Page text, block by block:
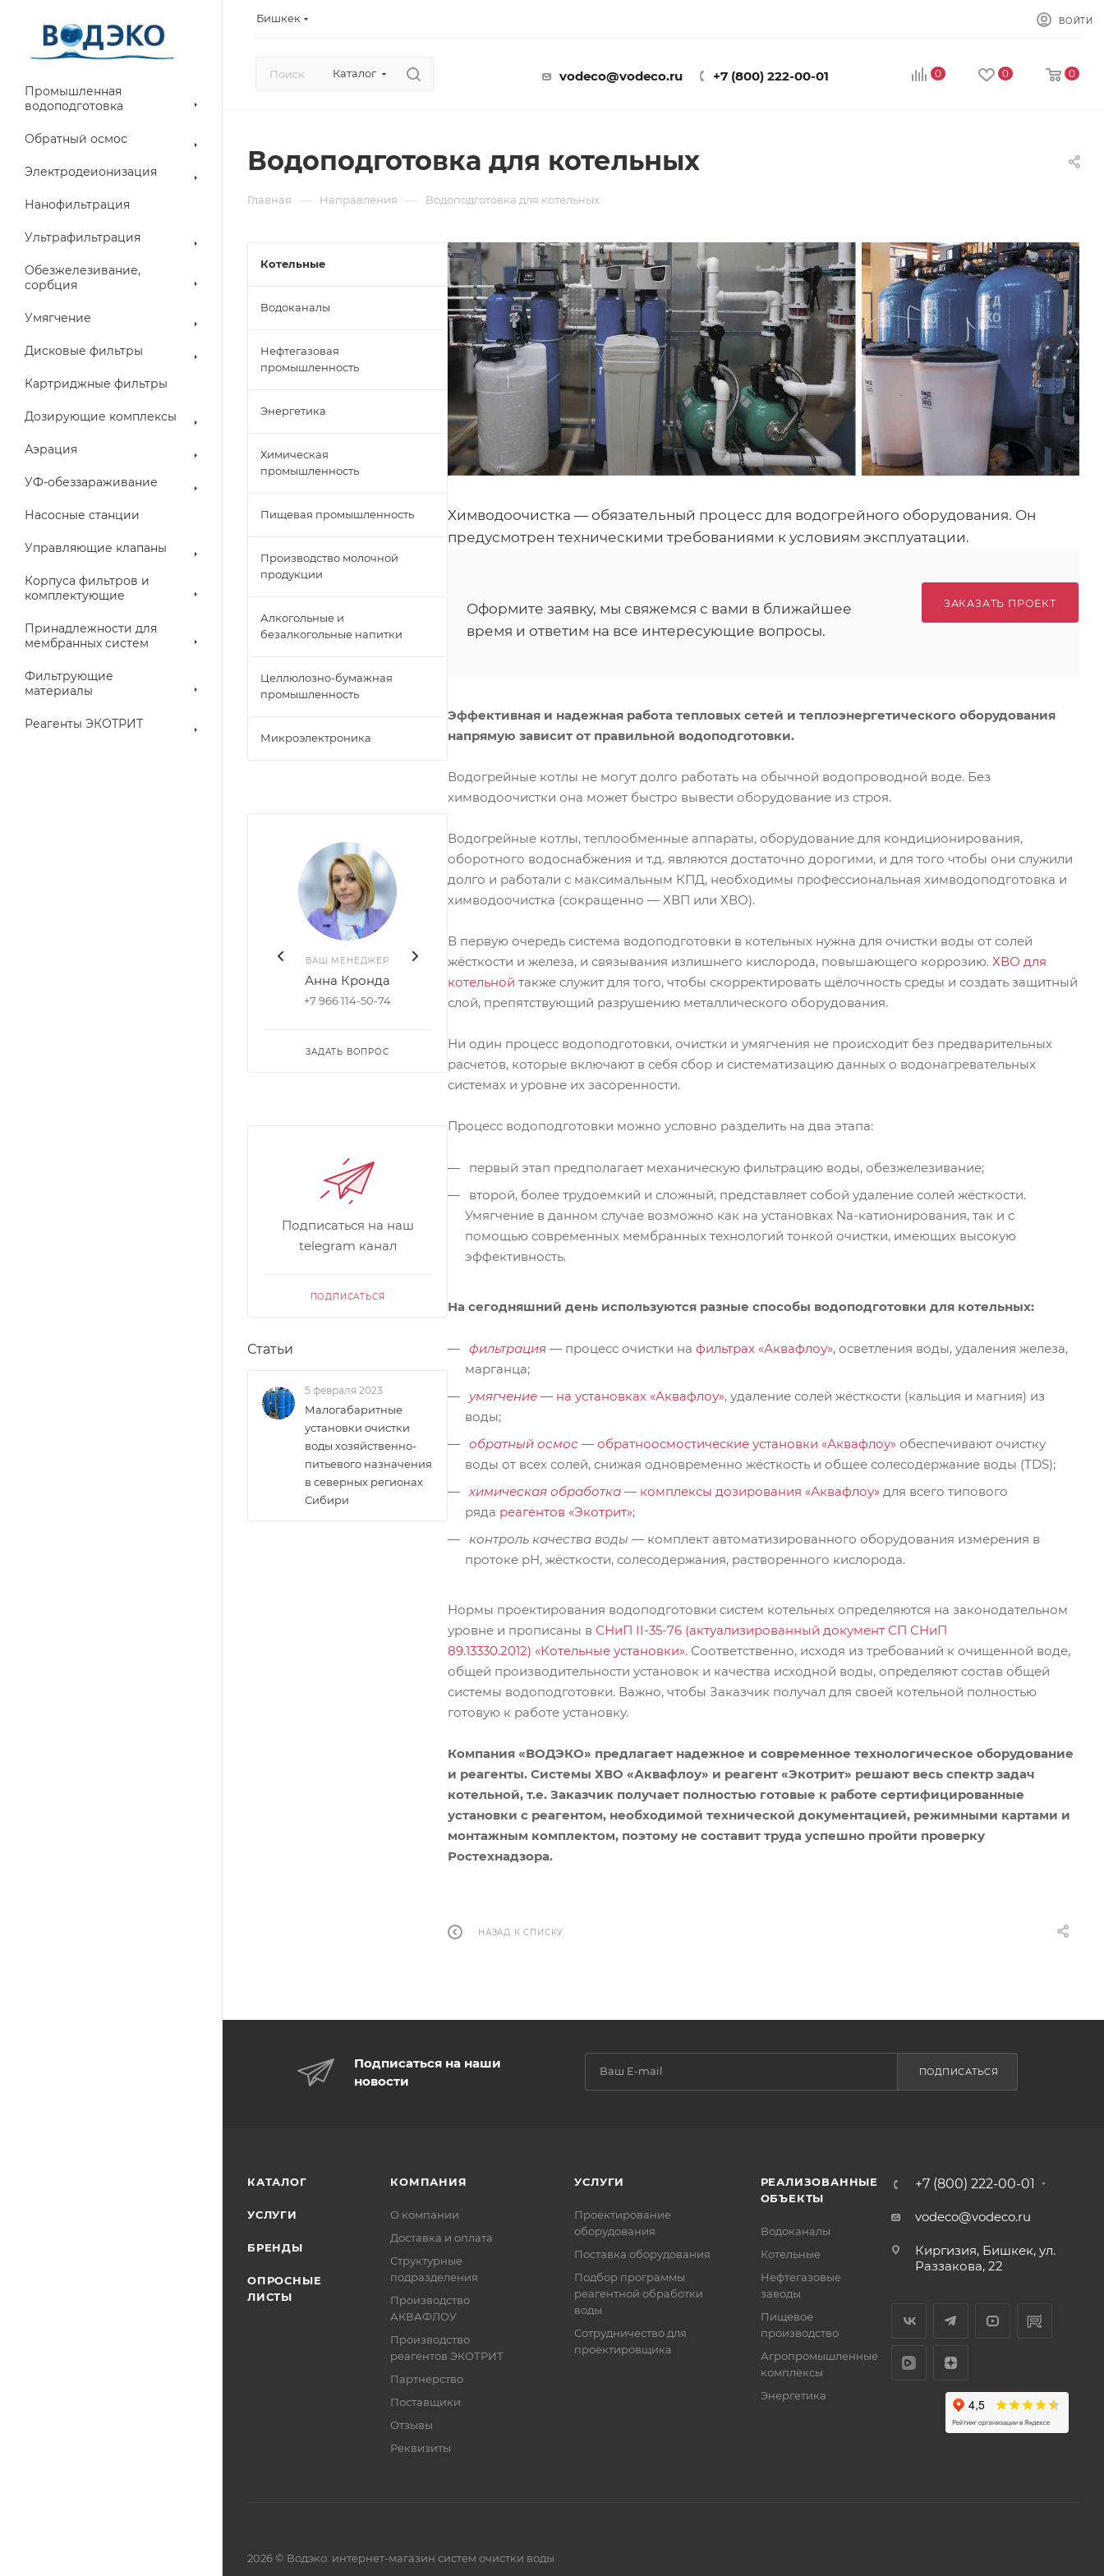
Бишкек ВОЙТИ
Каталог vodeco@vodeco.ru +7 (800) 222-00-01 0 0 0
Промышленная
водоподготовка
Обратный осмос
Электродеионизация
Нанофильтрация
Ультрафильтрация
Обезжелезивание,
сорбция
Умягчение
Дисковые фильтры
Картриджные фильтры
Дозирующие комплексы
Аэрация
УФ-обеззараживание
Насосные станции
Управляющие клапаны
Корпуса фильтров и
комплектующие
Принадлежности для
мембранных систем
Фильтрующие
материалы
Реагенты ЭКОТРИТ
Водоподготовка для котельных
Главная — Направления — Водоподготовка для котельных
Химводоочистка — обязательный процесс для водогрейного оборудования. Он
предусмотрен техническими требованиями к условиям эксплуатации.
Оформите заявку, мы свяжемся с вами в ближайшее
время и ответим на все интересующие вопросы.
ЗАКАЗАТЬ ПРОЕКТ
Эффективная и надежная работа тепловых сетей и теплоэнергетического оборудования
напрямую зависит от правильной водоподготовки.
Водогрейные котлы не могут долго работать на обычной водопроводной воде. Без
химводоочистки она может быстро вывести оборудование из строя.
Водогрейные котлы, теплообменные аппараты, оборудование для кондиционирования,
оборотного водоснабжения и т.д. являются достаточно дорогими, и для того чтобы они служили
долго и работали с максимальным КПД, необходимы профессиональная химводоподготовка и
химводоочистка (сокращенно — ХВП или ХВО).
В первую очередь система водоподготовки в котельных нужна для очистки воды от солей
жёсткости и железа, и связывания излишнего кислорода, повышающего коррозию. ХВО для
котельной также служит для того, чтобы скорректировать щёлочность среды и создать защитный
слой, препятствующий разрушению металлического оборудования.
Ни один процесс водоподготовки, очистки и умягчения не происходит без предварительных
расчетов, которые включают в себя сбор и систематизацию данных о водонагревательных
системах и уровне их засоренности.
Процесс водоподготовки можно условно разделить на два этапа:
первый этап предполагает механическую фильтрацию воды, обезжелезивание;
второй, более трудоемкий и сложный, представляет собой удаление солей жёсткости.
Умягчение в данном случае возможно как на установках Na-катионирования, так и с
помощью современных мембранных технологий тонкой очистки, имеющих высокую
эффективность.
На сегодняшний день используются разные способы водоподготовки для котельных:
фильтрация — процесс очистки на фильтрах «Аквафлоу», осветления воды, удаления железа,
марганца;
умягчение — на установках «Аквафлоу», удаление солей жёсткости (кальция и магния) из
воды;
обратный осмос — обратноосмостические установки «Аквафлоу» обеспечивают очистку
воды от всех солей, снижая одновременно жёсткость и общее солесодержание воды (TDS);
химическая обработка — комплексы дозирования «Аквафлоу» для всего типового
ряда реагентов «Экотрит»;
контроль качества воды — комплект автоматизированного оборудования измерения в
протоке рН, жёсткости, солесодержания, растворенного кислорода.
Нормы проектирования водоподготовки систем котельных определяются на законодательном
уровне и прописаны в СНиП II-35-76 (актуализированный документ СП СНиП
89.13330.2012) «Котельные установки». Соответственно, исходя из требований к очищенной воде,
общей производительности установок и качества исходной воды, определяют состав общей
системы водоподготовки. Важно, чтобы Заказчик получал для своей котельной полностью
готовую к работе установку.
Компания «ВОДЭКО» предлагает надежное и современное технологическое оборудование
и реагенты. Системы ХВО «Аквафлоу» и реагент «Экотрит» решают весь спектр задач
котельной, т.е. Заказчик получает полностью готовые к работе сертифицированные
установки с реагентом, необходимой технической документацией, режимными картами и
монтажным комплектом, поэтому не составит труда успешно пройти проверку
Ростехнадзора.
НАЗАД К СПИСКУ
Котельные
Водоканалы
Нефтегазовая
промышленность
Энергетика
Химическая
промышленность
Пищевая промышленность
Производство молочной
продукции
Алкогольные и
безалкогольные напитки
Целлюлозно-бумажная
промышленность
Микроэлектроника
ВАШ МЕНЕДЖЕР
Анна Кронда
+7 966 114-50-74
ЗАДАТЬ ВОПРОС
ВАШ МЕНЕДЖЕР
Руслан Насибуллин
+7 903 578-27-20
ЗАДАТЬ ВОПРОС
ВАШ МЕНЕДЖЕР
Елена Емшина
+7 969 014-83-95
ЗАДАТЬ ВОПРОС
ВАШ МЕНЕДЖЕР
Андрей Сидеряков
ЗАДАТЬ ВОПРОС
Подписаться на наш
telegram канал
ПОДПИСАТЬСЯ
Статьи
5 февраля 2023
Малогабаритные
установки очистки
воды хозяйственно-
питьевого назначения
в северных регионах
Сибири
Подписаться на наши
новости
ПОДПИСАТЬСЯ
КАТАЛОГ
УСЛУГИ
БРЕНДЫ
ОПРОСНЫЕ
ЛИСТЫ
КОМПАНИЯ
О компании
Доставка и оплата
Структурные
подразделения
Производство
АКВАФЛОУ
Производство
реагентов ЭКОТРИТ
Партнерство
Поставщики
Отзывы
Реквизиты
УСЛУГИ
Проектирование
оборудования
Поставка оборудования
Подбор программы
реагентной обработки
воды
Сотрудничество для
проектировщика
РЕАЛИЗОВАННЫЕ
ОБЪЕКТЫ
Водоканалы
Котельные
Нефтегазовые
заводы
Пищевое
производство
Агропромышленные
комплексы
Энергетика
+7 (800) 222-00-01
vodeco@vodeco.ru
Киргизия, Бишкек, ул.
Раззакова, 22
2026 © Водэко: интернет-магазин систем очистки воды